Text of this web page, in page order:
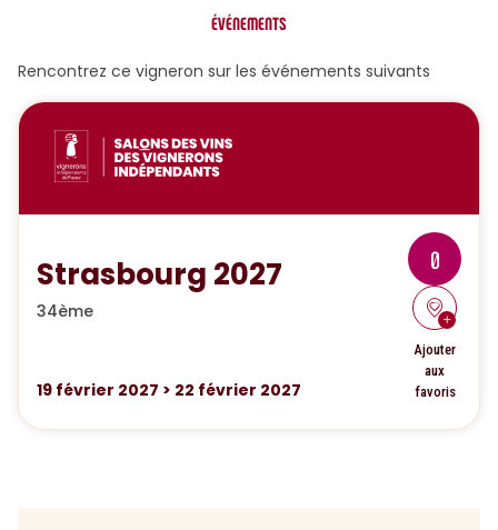
ÉVÉNEMENTS
Rencontrez ce vigneron sur les événements suivants
Strasbourg 2027
34ème
19 février 2027 > 22 février 2027
0
Ajouter
aux
favoris